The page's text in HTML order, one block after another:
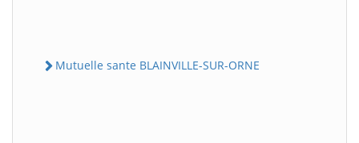
Mutuelle sante BLAINVILLE-SUR-ORNE